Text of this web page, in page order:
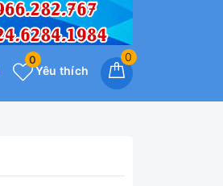
0
Yêu thích
0